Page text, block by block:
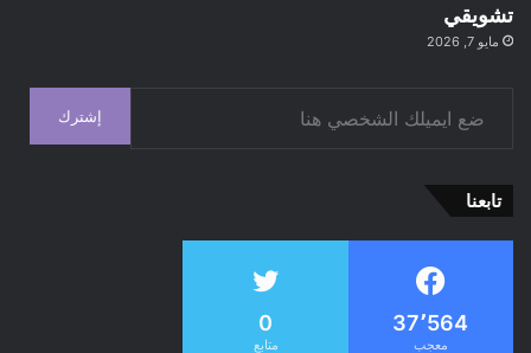
تشويقي
مايو 7, 2026
إشترك
تابعنا
37٬564
معجب
0
متابع